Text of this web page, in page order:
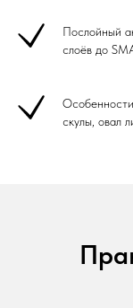
Послойный
слоёв до
скулы, овал